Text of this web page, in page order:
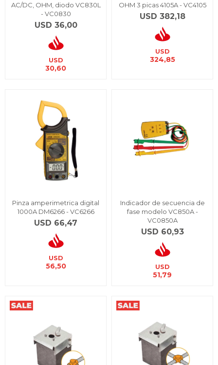
AC/DC, OHM, diodo VC830L
- VC0830
USD 36,00
USD
30,60
OHM 3 picas 4105A - VC4105
USD 382,18
USD
324,85
Pinza amperimetrica digital
1000A DM6266 - VC6266
USD 66,47
USD
56,50
Indicador de secuencia de
fase modelo VC850A -
VC0850A
USD 60,93
USD
51,79